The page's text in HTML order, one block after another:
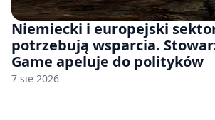
Niemiecki i europejski
potrzebują wsparcia.
Game apeluje do polityków
7 sie 2026